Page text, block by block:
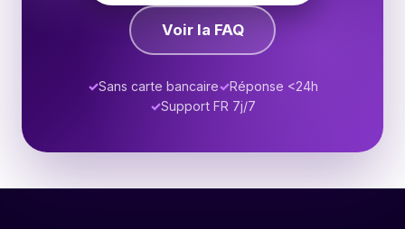
Voir la FAQ
Sans carte bancaire
Réponse <24h
Support FR 7j/7